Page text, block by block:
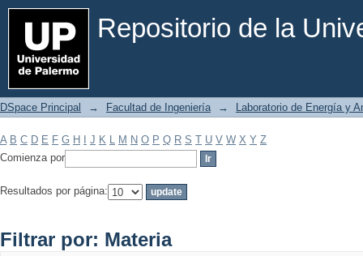
Repositorio de la
Filtrar por: Materia
DSpace Principal → Facultad de Ingeniería → Laboratorio de Energía y
A B C D E F G H J K L M N O P Q R S T U V W X Y Z
Comienza por
Resultados por página:
Filtrar por: Materia